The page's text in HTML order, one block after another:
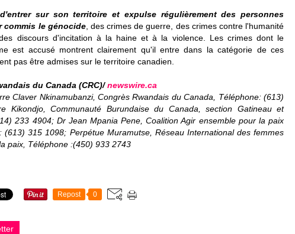
sur son territoire et expulse régulièrement des personnes
commis le génocide, des crimes de guerre, des crimes contre l'humanité
discours d'incitation à la haine et à la violence. Les crimes dont le
est accusé montrent clairement qu'il entre dans la catégorie de ces
pas être admises sur le territoire canadien.
du Canada (CRC)/newswire.ca
Claver Nkinamubanzi, Congrès Rwandais du Canada, Téléphone: (613)
Kikondjo, Communauté Burundaise du Canada, section Gatineau et
233 4904; Dr Jean Mpania Pene, Coalition Agir ensemble pour la paix
(613) 315 1098; Perpétue Muramutse, Réseau International des femmes
paix, Téléphone :(450) 933 2743
Repost 0